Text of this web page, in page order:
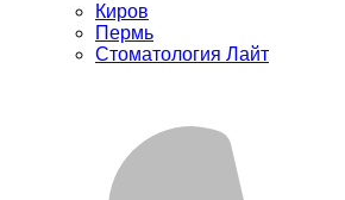
Киров
Пермь
Стоматология Лайт